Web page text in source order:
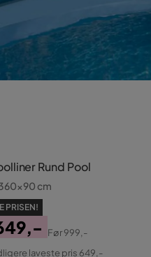
Rund Pool
cm
PRISEN!
Før999,-
laveste pris 649,-